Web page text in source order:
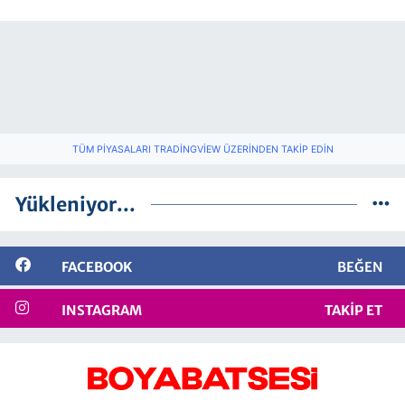
TÜM PIYASALARI TRADINGVIEW ÜZERINDEN TAKIP EDIN
Yükleniyor...
FACEBOOK BEĞEN
INSTAGRAM TAKIP ET